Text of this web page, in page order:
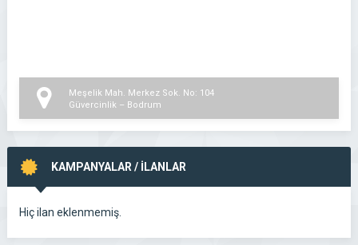
Meşelik Mah. Merkez Sok. No: 104
Güvercinlik – Bodrum
KAMPANYALAR / İLANLAR
Hiç ilan eklenmemiş.